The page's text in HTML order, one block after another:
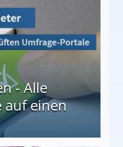
- Alle
auf einen